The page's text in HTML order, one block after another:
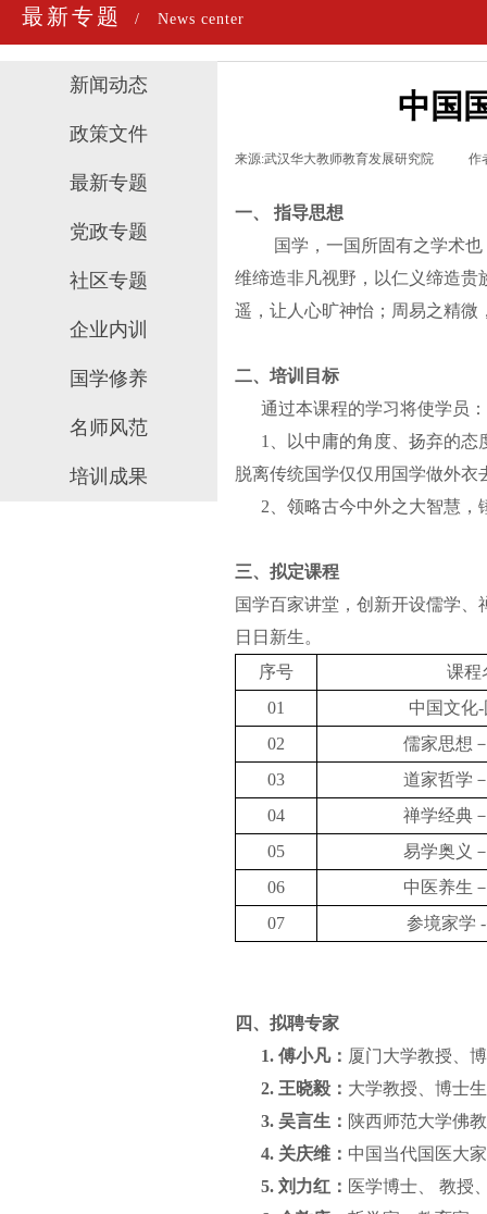
最新专题 / News center
新闻动态
政策文件
最新专题
党政专题
社区专题
企业内训
国学修养
名师风范
培训成果
中国
来源:武汉华大教师教育发展研究院 作
一、 指导思想
国学，一国所固有之学术
维缔造非凡视野，以仁义缔造贵
遥，让人心旷神怡；周易之精微
二、培训目标
通过本课程的学习将使学员：
1、
以中庸的角度、扬弃的
脱离传统国学仅仅用国学做外
2、 领略古今中外之大智慧，
三、 拟定课程
国学百家讲堂，创新开设儒学
日日新生。
序号
课程
01
中国文化
02
儒家思想
03
道家哲学
04
禅学经典
05
易学奥义
06
中医养生
07
参境家学
四、拟聘专家
1. 傅小凡： 厦门大学教授、
2. 王晓毅： 大学教授、博士
3. 吴言生： 陕西师范大学佛
4. 关庆维： 中国当代国医大
5. 刘力红： 医学博士、
教授